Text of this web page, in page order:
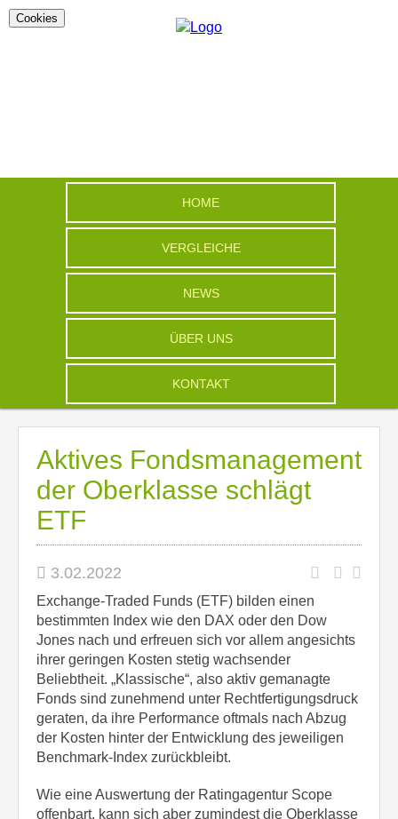
HOME
VERGLEICHE
NEWS
ÜBER UNS
KONTAKT
Aktives Fondsmanagement
der Oberklasse schlägt
ETF
3.02.2022
Exchange-Traded Funds (ETF) bilden einen
bestimmten Index wie den DAX oder den Dow
Jones nach und erfreuen sich vor allem angesichts
ihrer geringen Kosten stetig wachsender
Beliebtheit. „Klassische“, also aktiv gemanagte
Fonds sind zunehmend unter Rechtfertigungsdruck
geraten, da ihre Performance oftmals nach Abzug
der Kosten hinter der Entwicklung des jeweiligen
Benchmark-Index zurückbleibt.
Wie eine Auswertung der Ratingagentur Scope
offenbart, kann sich aber zumindest die Oberklasse
Cookies